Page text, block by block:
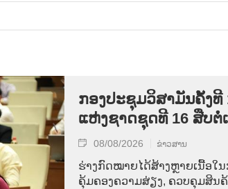
ກອງປະຊຸມວິສາມັນຄັ້ງທີ
ແຫ່ງຊາດຊຸດທີ 16 ສືບຕໍ່
08/08/2026 ຂ່າວສານ
ຮ່າງກົດໝາຍໄດ້ສ້າງຫຼາຍເນື້ອໃ
ຄຸ້ມຄອງຄວາມສ່ຽງ, ຄວບຄຸມສິນ